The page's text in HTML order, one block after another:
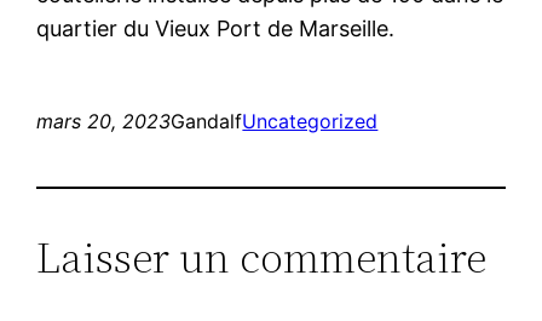
quartier du Vieux Port de Marseille.
mars 20, 2023GandalfUncategorized
Laisser un commentaire